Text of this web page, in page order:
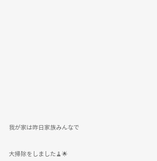
我が家は昨日家族みんなで
大掃除をしました🧹🌟